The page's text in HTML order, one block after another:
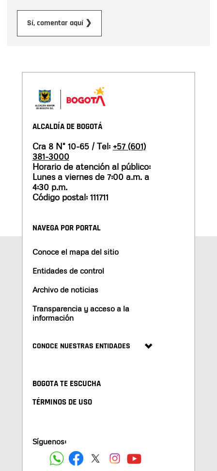
Sí, comentar aquí ❯
ALCALDÍA DE BOGOTÁ
Cra 8 N° 10-65 / Tel: +57 (601)
381-3000
Horario de atención al público:
Lunes a viernes de 7:00 a.m. a
4:30 p.m.
Código postal: 111711
NAVEGA POR PORTAL
Conoce el mapa del sitio
Entidades de control
Archivo de noticias
Transparencia y acceso a la
información
CONOCE NUESTRAS ENTIDADES
BOGOTA TE ESCUCHA
TÉRMINOS DE USO
Síguenos: